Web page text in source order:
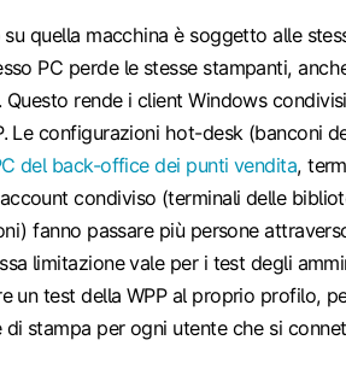
su quella macchina è soggetto alle
PC perde le stesse stampanti,
Questo rende i client Windows
Le configurazioni hot-desk (banconi
del back-office dei punti vendita,
condiviso (terminali delle
fanno passare più persone
limitazione vale per i test degli
un test della WPP al proprio profilo,
stampa per ogni utente che si